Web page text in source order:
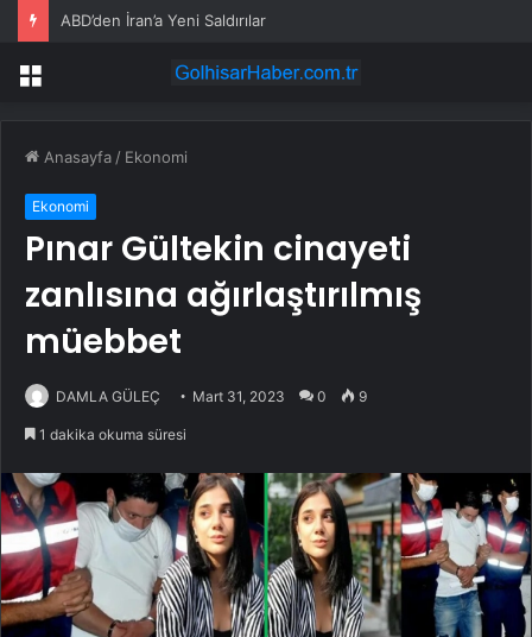
ABD’den İran’a Yeni Saldırılar
Menü
Anasayfa / Ekonomi
Ekonomi
Pınar Gültekin cinayeti
zanlısına ağırlaştırılmış
müebbet
DAMLA GÜLEÇ Mart 31, 2023 0 9
1 dakika okuma süresi